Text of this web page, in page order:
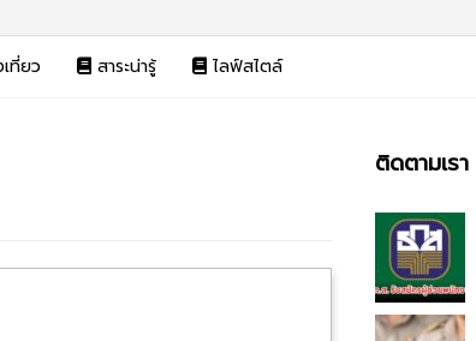
ที่ยว สาระน่ารู้ ไลฟ์สไตล์
ติดตามเรา